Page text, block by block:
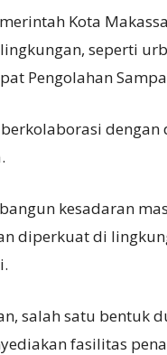
Kota
seperti
Pengolahan
kesadaran
diperkuat di
salah satu bentuk
fasilitas